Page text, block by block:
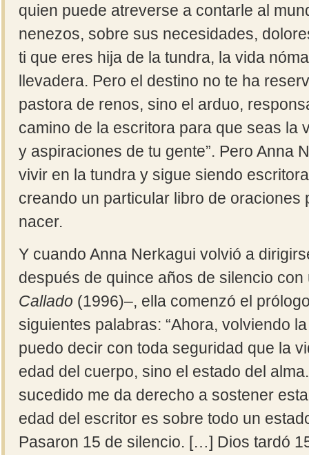
quien puede atreverse a contarle al
nenezos, sobre sus necesidades,
ti que eres hija de la tundra, la vida
llevadera. Pero el destino no te ha
pastora de renos, sino el arduo,
camino de la escritora para que seas la
y aspiraciones de tu gente”. Pero Anna
vivir en la tundra y sigue siendo
creando un particular libro de oraciones
nacer.
Y cuando Anna Nerkagui volvió a
después de quince años de silencio
Callado (1996)‒, ella comenzó el
siguientes palabras: “Ahora, volviendo
puedo decir con toda seguridad que la
edad del cuerpo, sino el estado del
sucedido me da derecho a sostener
edad del escritor es sobre todo un
Pasaron 15 de silencio. […] Dios tardó